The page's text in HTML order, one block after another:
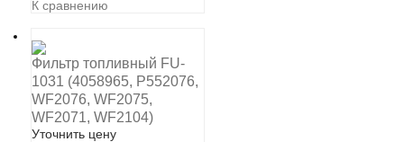
К сравнению
Фильтр топливный FU-
1031 (4058965, P552076,
WF2076, WF2075,
WF2071, WF2104)
Уточнить цену